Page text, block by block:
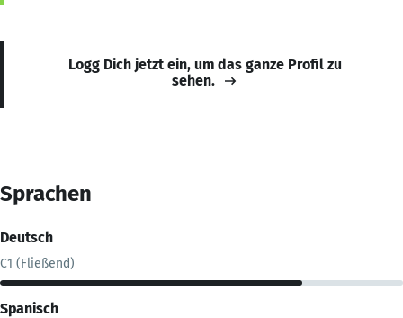
Logg Dich jetzt ein, um das ganze Profil zu
sehen.
Sprachen
Deutsch
C1 (Fließend)
Spanisch